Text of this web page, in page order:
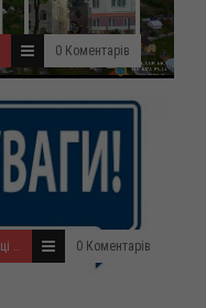
0 Коментарів
Новини управління праці та соціального захисту населення 0 Коментарів